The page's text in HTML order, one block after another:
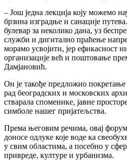
– Још једна лекција коју можемо
брзина изградње и санације
булевар за неколико дана, уз
служби и дигитално праћење
морамо усвојити, јер ефикасност
организације већ и поштовање
Дамјановић.
Он је такође предложио покретање
рад београдских и московских
стварала споменике, јавне
симболе нашег пријатељства.
Према његовим речима, овај
доносе одлуке које воде ка
у свим областима, а посебно у
привреде, културе и урбанизма.